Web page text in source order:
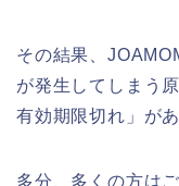
その結果、
が発生してしまう
有効期限切れ」が
多分、多くの方は